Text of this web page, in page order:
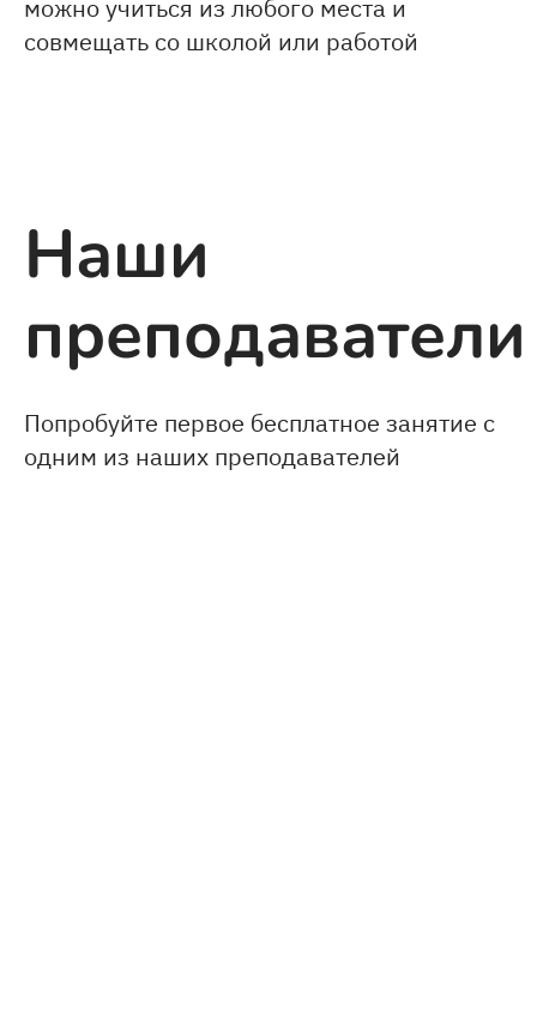
совмещать со школой или работой
Наши
преподаватели
Попробуйте первое бесплатное занятие с
одним из наших преподавателей